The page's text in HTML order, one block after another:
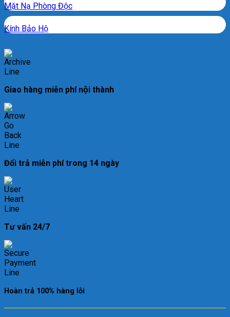
Mặt Nạ Phòng Độc
Kính Bảo Hộ
Giao hàng miễn phí nội thành
Đổi trả miễn phí trong 14 ngày
Tư vấn 24/7
Hoàn trả 100% hàng lỗi